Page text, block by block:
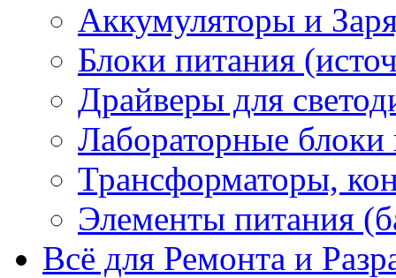
Аккумуляторы и
Блоки питания
Драйверы для
Лабораторные блоки
Трансформаторы,
Элементы питания
Всё для Ремонта и